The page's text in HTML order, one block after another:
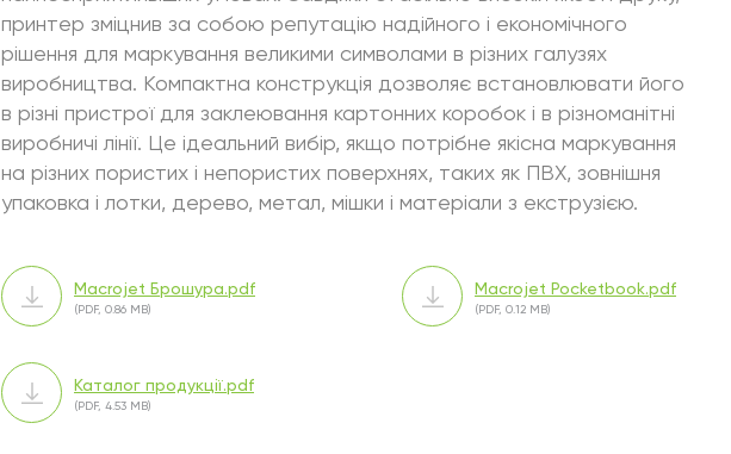
принтер зміцнив за собою репутацію надійного і економічного
рішення для маркування великими символами в різних галузях
виробництва. Компактна конструкція дозволяє встановлювати його
в різні пристрої для заклеювання картонних коробок і в різноманітні
виробничі лінії. Це ідеальний вибір, якщо потрібне якісна маркування
на різних пористих і непористих поверхнях, таких як ПВХ, зовнішня
упаковка і лотки, дерево, метал, мішки і матеріали з екструзією.
Macrojet Брошура.pdf
(PDF, 0.86 MB)
Macrojet Pocketbook.pdf
(PDF, 0.12 MB)
Каталог продукції.pdf
(PDF, 4.53 MB)